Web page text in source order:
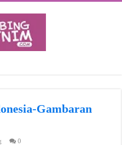
Gambaran
0